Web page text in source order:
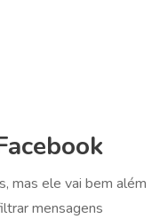
mas ele vai bem além
mensagens